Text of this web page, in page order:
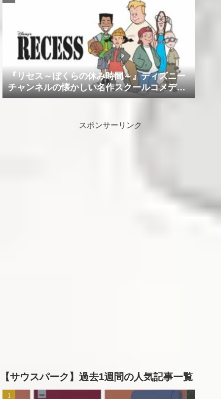
『リセス～ぼくらの休み時間～』ディズニー
チャンネルの懐かしい名作スクールコメデ
ィ！！
スポンサーリンク
【サウスパーク】過去1週間の人気記事一覧